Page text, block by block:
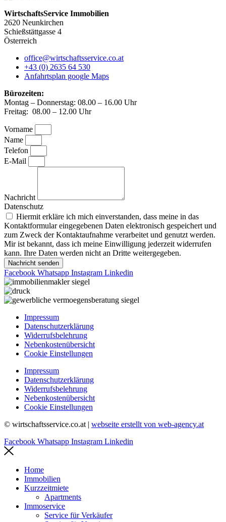
WirtschaftsService Immobilien
2620 Neunkirchen
Schießstättgasse 4
Österreich
office@wirtschaftsservice.co.at
+43 (0) 2635 64 530
Anfahrtsplan google Maps
Bürozeiten:
Montag – Donnerstag: 08.00 – 16.00 Uhr
Freitag: 08.00 – 12.00 Uhr
Vorname
Name
Telefon
E-Mail
Nachricht
Datenschutz
Hiermit erkläre ich mich einverstanden, dass meine in das
Kontaktformular eingegebenen Daten elektronisch gespeichert und
zum Zweck der Kontaktaufnahme verarbeitet und genutzt werden.
Mir ist bekannt, dass ich meine Einwilligung jederzeit widerrufen
kann. Ihre Daten werden nicht an Dritte weitergegeben.
Nachricht senden
Facebook Whatsapp Instagram Linkedin
Impressum
Datenschutzerklärung
Widerrufsbelehrung
Nebenkostenübersicht
Cookie Einstellungen
Impressum
Datenschutzerklärung
Widerrufsbelehrung
Nebenkostenübersicht
Cookie Einstellungen
© wirtschaftsservice.co.at | webseite erstellt von web-agency.at
Facebook Whatsapp Instagram Linkedin
Home
Immobilien
Kurzzeitmiete
Apartments
Immoservice
Service für Verkäufer